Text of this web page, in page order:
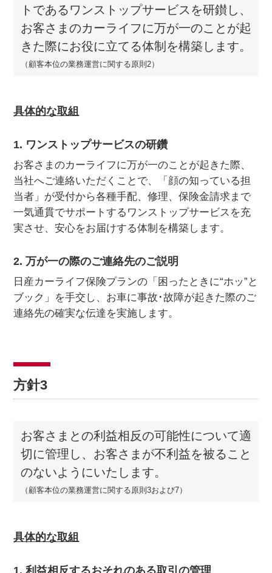
トであるワンストップサービスを研鑚し、
お客さまのカーライフに万が一のことが起
きた際にお役に立てる体制を構築します。
（顧客本位の業務運営に関する原則2）
具体的な取組
1. ワンストップサービスの研鑽
お客さまのカーライフに万が一のことが起きた際、
当社へご連絡いただくことで、「顔の知っている担
当者」が受付から各種手配、修理、保険金請求まで
一気通貫でサポートするワンストップサービスを充
実させ、安心をお届けする体制を構築します。
2. 万が一の際のご連絡先のご説明
日産カーライフ保険プランの「困ったときに“ホッ”と
ブック」を手交し、お車に事故･故障が起きた際のご
連絡先の確実な伝達を実施します。
方針3
お客さまとの利益相反の可能性について適
切に管理し、お客さまが不利益を被ること
のないようにいたします。
（顧客本位の業務運営に関する原則3および7）
具体的な取組